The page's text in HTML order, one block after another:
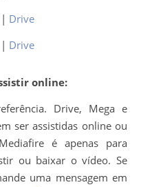
| Drive
| Drive
online:
Drive, Mega e
ser assistidas online ou
é apenas para
ou baixar o vídeo. Se
uma mensagem em